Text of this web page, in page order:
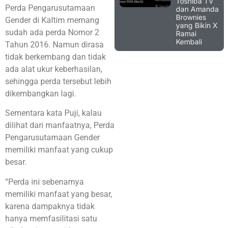
Perda Pengarusutamaan
Gender di Kaltim memang
sudah ada perda Nomor 2
Tahun 2016. Namun dirasa
tidak berkembang dan tidak
ada alat ukur keberhasilan,
sehingga perda tersebut lebih
dikembangkan lagi.
Sementara kata Puji, kalau
dilihat dari manfaatnya, Perda
Pengarusutamaan Gender
memiliki manfaat yang cukup
besar.
“Perda ini sebenarnya
memiliki manfaat yang besar,
karena dampaknya tidak
hanya memfasilitasi satu
dan Amanda
Brownies
yang Bikin X
Ramai
Kembali